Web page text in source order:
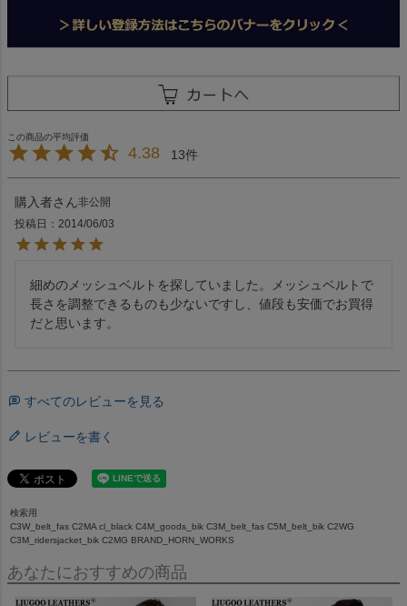
4.38 13
購入者
非公開
投稿日
2014/06/03
細めのメッシュベルトを探していました。メッシュベルトで
長さを調整できるものも少ないですし、値段も安価でお買得
すべてのレビューを見る
レビューを書く
検索用
C3W_belt_fas C2MA cl_black C4M_goods_bik C3M_belt_fas C5M_belt_bik C2WG
C3M_ridersjacket_bik C2MG BRAND_HORN_WORKS
あなたにおすすめの商品